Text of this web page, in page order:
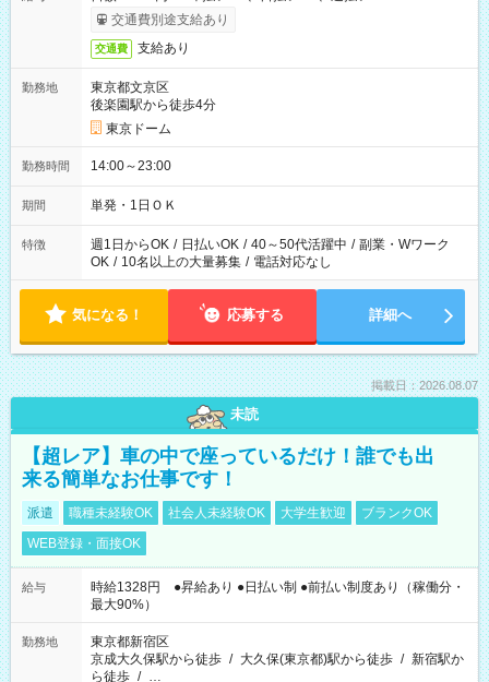
交通費別途支給あり
交通費 支給あり
勤務地
東京都文京区
後楽園駅から徒歩4分
東京ドーム
勤務時間 14:00～23:00
期間 単発・1日ＯＫ
特徴 週1日からOK / 日払いOK / 40～50代活躍中 / 副業・Wワーク
OK / 10名以上の大量募集 / 電話対応なし
気になる！ 応募する 詳細へ
掲載日：2026.08.07
未読
【超レア】車の中で座っているだけ！誰でも出
来る簡単なお仕事です！
派遣 職種未経験OK 社会人未経験OK 大学生歓迎
ブランクOK
WEB登録・面接OK
給与
時給1328円 ●昇給あり ●日払い制 ●前払い制度あり（稼働分・
最大90%）
勤務地
東京都新宿区
京成大久保駅から徒歩 / 大久保(東京都)駅から徒歩 / 新宿駅か
ら徒歩 / …